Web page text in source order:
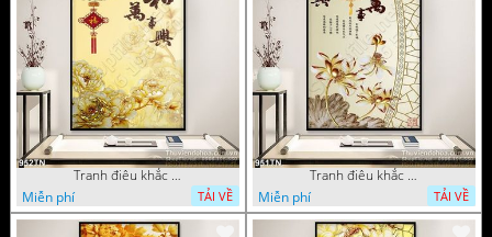
Tranh điêu khắc gỗ hoa mẫu đơn trang trí
Miễn phí
TẢI VỀ
Tranh điêu khắc hoa sen thư pháp
Miễn phí
TẢI VỀ